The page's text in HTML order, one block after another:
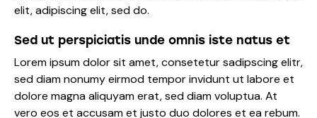
elit, adipiscing elit, sed do.
Sed ut perspiciatis unde omnis iste natus et
Lorem ipsum dolor sit amet, consetetur sadipscing elitr,
sed diam nonumy eirmod tempor invidunt ut labore et
dolore magna aliquyam erat, sed diam voluptua. At
vero eos et accusam et justo duo dolores et ea rebum.